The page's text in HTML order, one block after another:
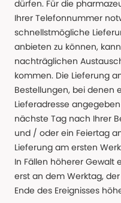
dürfen. Für die
Ihrer Telefonnummer
schnellstmögliche
anbieten zu können,
nachträglichen
kommen. Die Lieferung
Bestellungen, bei denen
Lieferadresse
nächste Tag nach Ihrer
und / oder ein Feiertag
Lieferung am ersten
In Fällen höherer Gewalt
erst an dem Werktag,
Ende des Ereignisses